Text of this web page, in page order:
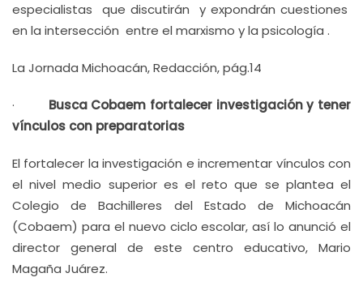
especialistas que discutirán y expondrán cuestiones
en la intersección entre el marxismo y la psicología .
La Jornada Michoacán, Redacción, pág.14
· Busca Cobaem fortalecer investigación y tener
vínculos con preparatorias
El fortalecer la investigación e incrementar vínculos con
el nivel medio superior es el reto que se plantea el
Colegio de Bachilleres del Estado de Michoacán
(Cobaem) para el nuevo ciclo escolar, así lo anunció el
director general de este centro educativo, Mario
Magaña Juárez.